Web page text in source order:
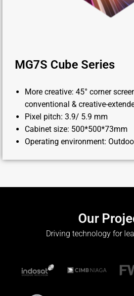
MG7S Cube Series
More creative: 45° corner
conventional & creative-
Pixel pitch: 3.9/ 5.9 mm
Cabinet size: 500*500*73mm
Operating environment:
Our
Driving technology for